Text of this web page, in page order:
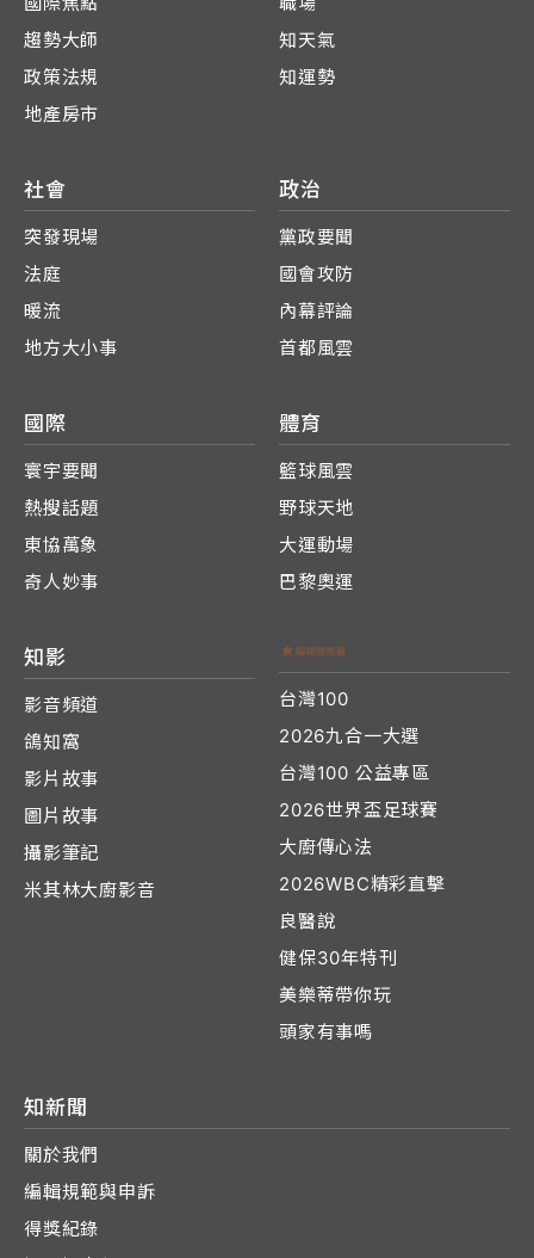
趨勢大師
政策法規
地產房市
知天氣
知運勢
社會
突發現場
法庭
暖流
地方大小事
政治
黨政要聞
國會攻防
內幕評論
首都風雲
國際
寰宇要聞
熱搜話題
東協萬象
奇人妙事
體育
籃球風雲
野球天地
大運動場
巴黎奧運
知影
影音頻道
鴿知窩
影片故事
圖片故事
攝影筆記
米其林大廚影音
台灣100
2026九合一大選
台灣100 公益專區
2026世界盃足球賽
大廚傳心法
2026WBC精彩直擊
良醫說
健保30年特刊
美樂蒂帶你玩
頭家有事嗎
知新聞
關於我們
編輯規範與申訴
得獎紀錄